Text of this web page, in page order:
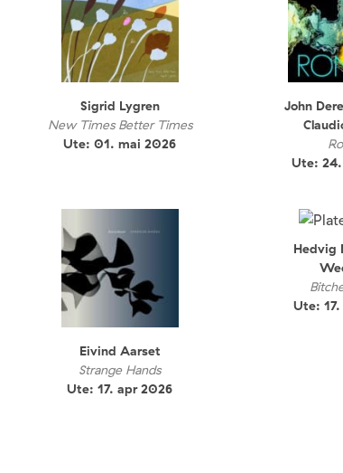
Sigrid Lygren
New Times Better Times
Ute: 01. mai 2026
John
Ute:
Eivind Aarset
Strange Hands
Ute: 17. apr 2026
Hedvig
Ute: